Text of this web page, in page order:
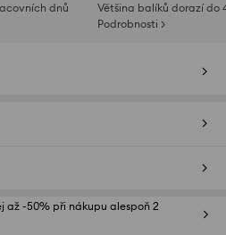
dnů
Většina balíků dorazí do
Podrobnosti >
až -50% při nákupu alespoň 2